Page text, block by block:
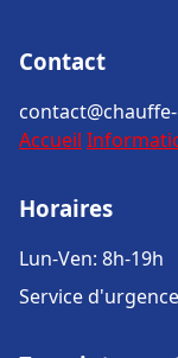
Contact
Accueil
Horaires
Lun-Ven: 8h-19h
Service